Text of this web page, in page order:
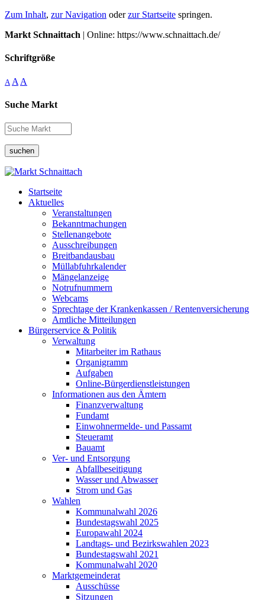
Zum Inhalt, zur Navigation oderzur Startseite springen.
Markt Schnaittach | Online: https://www.schnaittach.de/
Schriftgröße
A A A
Suche Markt
suchen
Startseite
Aktuelles
Veranstaltungen
Bekanntmachungen
Stellenangebote
Ausschreibungen
Breitbandausbau
Müllabfuhrkalender
Mängelanzeige
Notrufnummern
Webcams
Sprechtage der Krankenkassen / Rentenversicherung
Amtliche Mitteilungen
Bürgerservice & Politik
Verwaltung
Mitarbeiter im Rathaus
Organigramm
Aufgaben
Online-Bürgerdienstleistungen
Informationen aus den Ämtern
Finanzverwaltung
Fundamt
Einwohnermelde- und Passamt
Steueramt
Bauamt
Ver- und Entsorgung
Abfallbeseitigung
Wasser und Abwasser
Strom und Gas
Wahlen
Kommunalwahl 2026
Bundestagswahl 2025
Europawahl 2024
Landtags- und Bezirkswahlen 2023
Bundestagswahl 2021
Kommunalwahl 2020
Marktgemeinderat
Ausschüsse
Sitzungen